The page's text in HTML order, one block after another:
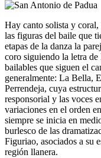
Hay canto solista y
las figuras del baile que
etapas de la danza la
coro siguiendo la letra de
bailables que siguen el
generalmente: La Bella,
Perrendeja, cuya
responsorial y las voces
variaciones en el orden
siempre se inicia en
burlesco de las
Figuriao, asociados a su
región llanera.